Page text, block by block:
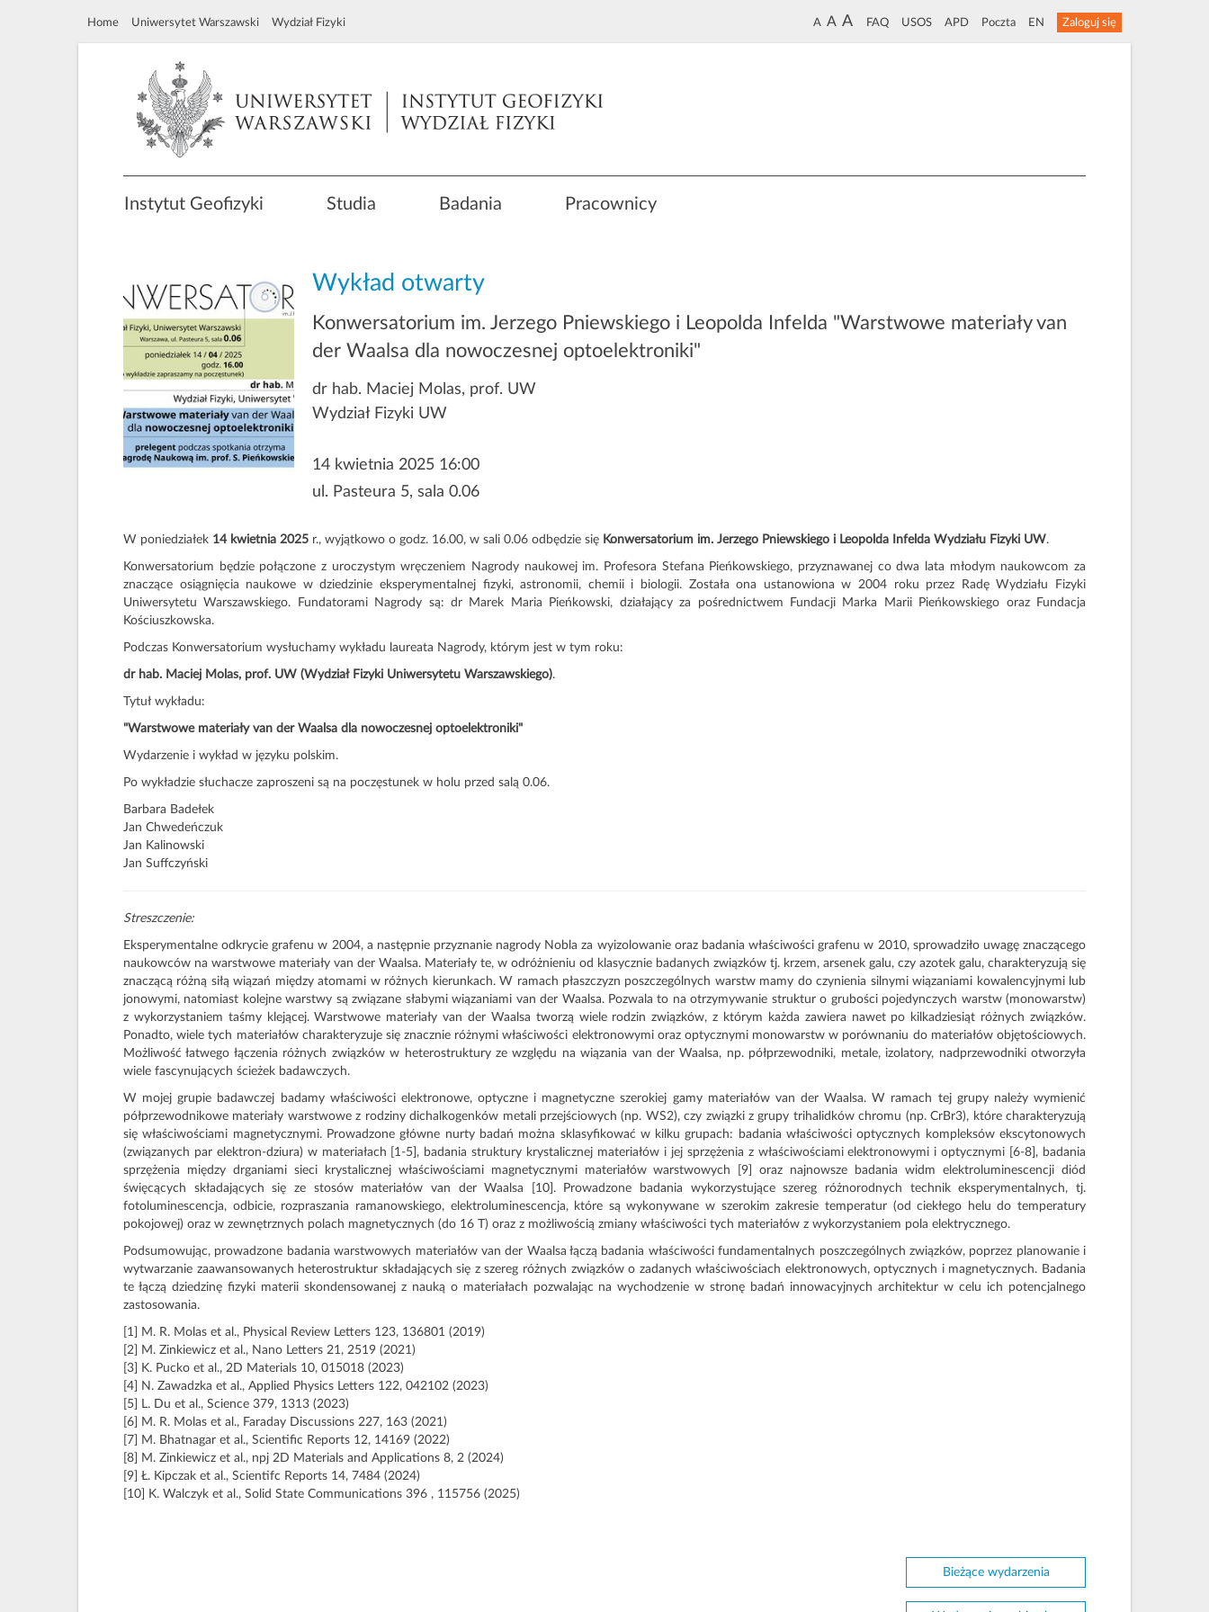
Home Uniwersytet Warszawski Wydział Fizyki A A A FAQ USOS APD Poczta EN Zaloguj się
Instytut Geofizyki Studia Badania Pracownicy
Wykład otwarty
Konwersatorium im. Jerzego Pniewskiego i Leopolda Infelda "Warstwowe materiały van
der Waalsa dla nowoczesnej optoelektroniki"
dr hab. Maciej Molas, prof. UW
Wydział Fizyki UW
14 kwietnia 2025 16:00
ul. Pasteura 5, sala 0.06
W poniedziałek 14 kwietnia 2025 r., wyjątkowo o godz. 16.00, w sali 0.06 odbędzie się Konwersatorium im. Jerzego Pniewskiego i Leopolda Infelda Wydziału Fizyki UW.
Konwersatorium będzie połączone z uroczystym wręczeniem Nagrody naukowej im. Profesora Stefana Pieńkowskiego, przyznawanej co dwa lata młodym naukowcom za
znaczące osiągnięcia naukowe w dziedzinie eksperymentalnej fizyki, astronomii, chemii i biologii. Została ona ustanowiona w 2004 roku przez Radę Wydziału Fizyki
Uniwersytetu Warszawskiego. Fundatorami Nagrody są: dr Marek Maria Pieńkowski, działający za pośrednictwem Fundacji Marka Marii Pieńkowskiego oraz Fundacja
Kościuszkowska.
Podczas Konwersatorium wysłuchamy wykładu laureata Nagrody, którym jest w tym roku:
dr hab. Maciej Molas, prof. UW (Wydział Fizyki Uniwersytetu Warszawskiego).
Tytuł wykładu:
"Warstwowe materiały van der Waalsa dla nowoczesnej optoelektroniki"
Wydarzenie i wykład w języku polskim.
Po wykładzie słuchacze zaproszeni są na poczęstunek w holu przed salą 0.06.
Barbara Badełek
Jan Chwedeńczuk
Jan Kalinowski
Jan Suffczyński
Streszczenie:
Eksperymentalne odkrycie grafenu w 2004, a następnie przyznanie nagrody Nobla za wyizolowanie oraz badania właściwości grafenu w 2010, sprowadziło uwagę znaczącego
naukowców na warstwowe materiały van der Waalsa. Materiały te, w odróżnieniu od klasycznie badanych związków tj. krzem, arsenek galu, czy azotek galu, charakteryzują się
znaczącą różną siłą wiązań między atomami w różnych kierunkach. W ramach płaszczyzn poszczególnych warstw mamy do czynienia silnymi wiązaniami kowalencyjnymi lub
jonowymi, natomiast kolejne warstwy są związane słabymi wiązaniami van der Waalsa. Pozwala to na otrzymywanie struktur o grubości pojedynczych warstw (monowarstw)
z wykorzystaniem taśmy klejącej. Warstwowe materiały van der Waalsa tworzą wiele rodzin związków, z którym każda zawiera nawet po kilkadziesiąt różnych związków.
Ponadto, wiele tych materiałów charakteryzuje się znacznie różnymi właściwości elektronowymi oraz optycznymi monowarstw w porównaniu do materiałów objętościowych.
Możliwość łatwego łączenia różnych związków w heterostruktury ze względu na wiązania van der Waalsa, np. półprzewodniki, metale, izolatory, nadprzewodniki otworzyła
wiele fascynujących ścieżek badawczych.
W mojej grupie badawczej badamy właściwości elektronowe, optyczne i magnetyczne szerokiej gamy materiałów van der Waalsa. W ramach tej grupy należy wymienić
półprzewodnikowe materiały warstwowe z rodziny dichalkogenków metali przejściowych (np. WS2), czy związki z grupy trihalidków chromu (np. CrBr3), które charakteryzują
się właściwościami magnetycznymi. Prowadzone główne nurty badań można sklasyfikować w kilku grupach: badania właściwości optycznych kompleksów ekscytonowych
(związanych par elektron-dziura) w materiałach [1-5], badania struktury krystalicznej materiałów i jej sprzężenia z właściwościami elektronowymi i optycznymi [6-8], badania
sprzężenia między drganiami sieci krystalicznej właściwościami magnetycznymi materiałów warstwowych [9] oraz najnowsze badania widm elektroluminescencji diód
święcących składających się ze stosów materiałów van der Waalsa [10]. Prowadzone badania wykorzystujące szereg różnorodnych technik eksperymentalnych, tj.
fotoluminescencja, odbicie, rozpraszania ramanowskiego, elektroluminescencja, które są wykonywane w szerokim zakresie temperatur (od ciekłego helu do temperatury
pokojowej) oraz w zewnętrznych polach magnetycznych (do 16 T) oraz z możliwością zmiany właściwości tych materiałów z wykorzystaniem pola elektrycznego.
Podsumowując, prowadzone badania warstwowych materiałów van der Waalsa łączą badania właściwości fundamentalnych poszczególnych związków, poprzez planowanie i
wytwarzanie zaawansowanych heterostruktur składających się z szereg różnych związków o zadanych właściwościach elektronowych, optycznych i magnetycznych. Badania
te łączą dziedzinę fizyki materii skondensowanej z nauką o materiałach pozwalając na wychodzenie w stronę badań innowacyjnych architektur w celu ich potencjalnego
zastosowania.
[1] M. R. Molas et al., Physical Review Letters 123, 136801 (2019)
[2] M. Zinkiewicz et al., Nano Letters 21, 2519 (2021)
[3] K. Pucko et al., 2D Materials 10, 015018 (2023)
[4] N. Zawadzka et al., Applied Physics Letters 122, 042102 (2023)
[5] L. Du et al., Science 379, 1313 (2023)
[6] M. R. Molas et al., Faraday Discussions 227, 163 (2021)
[7] M. Bhatnagar et al., Scientific Reports 12, 14169 (2022)
[8] M. Zinkiewicz et al., npj 2D Materials and Applications 8, 2 (2024)
[9] Ł. Kipczak et al., Scientifc Reports 14, 7484 (2024)
[10] K. Walczyk et al., Solid State Communications 396 , 115756 (2025)
Bieżące wydarzenia